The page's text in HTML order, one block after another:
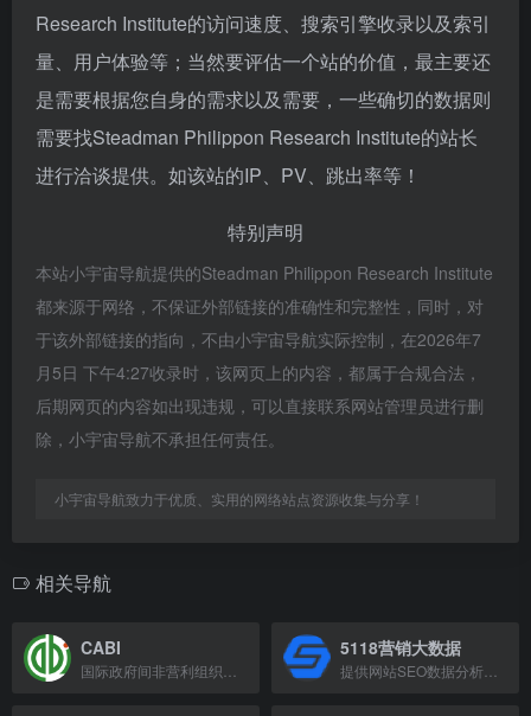
Research Institute的访问速度、搜索引擎收录以及索引
量、用户体验等；当然要评估一个站的价值，最主要还
是需要根据您自身的需求以及需要，一些确切的数据则
需要找Steadman Philippon Research Institute的站长
进行洽谈提供。如该站的IP、PV、跳出率等！
特别声明
本站小宇宙导航提供的Steadman Philippon Research Institute
都来源于网络，不保证外部链接的准确性和完整性，同时，对
于该外部链接的指向，不由小宇宙导航实际控制，在2026年7
月5日 下午4:27收录时，该网页上的内容，都属于合规合法，
后期网页的内容如出现违规，可以直接联系网站管理员进行删
除，小宇宙导航不承担任何责任。
小宇宙导航致力于优质、实用的网络站点资源收集与分享！
相关导航
CABI 5118营销大数据